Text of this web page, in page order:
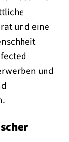
und eine
und